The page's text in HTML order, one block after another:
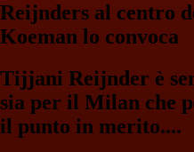
Reijnders al centro
Koeman lo convoca
Tijjani Reijnder è
sia per il Milan che
il punto in merito....